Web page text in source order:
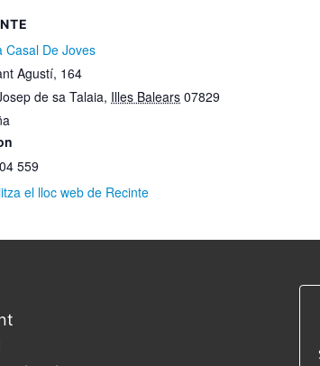
Casal De Joves
Agustí, 164
de sa Talaia, Illes Balears 07829
559
el lloc web de Recinte